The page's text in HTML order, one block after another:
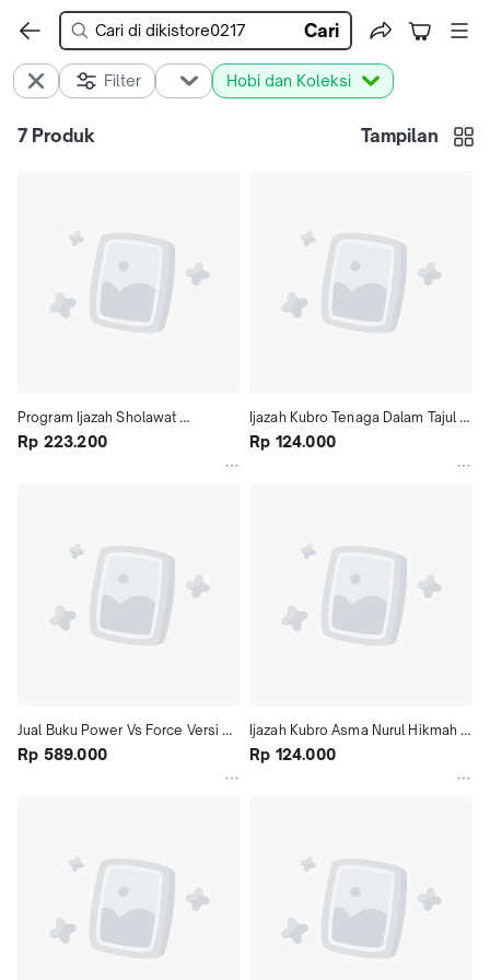
Cari
Filter Hobi dan Koleksi
7 Produk Tampilan
Program Ijazah Sholawat
Ashonaka Tingkat Guru
Rp 223.200
Jual Buku Power Vs Force Versi
Terjemahan Bahasa Indonesia -
Rp 589.000
Ijazah Kubro Tenaga Dalam Tajul
Sulaiman Tenaga Dalam Nur Ilahi T
Rp 124.000
Ijazah Kubro Asma Nurul Hikmah
Kubro Tingkat Maha Guru Sepuh
Rp 124.000